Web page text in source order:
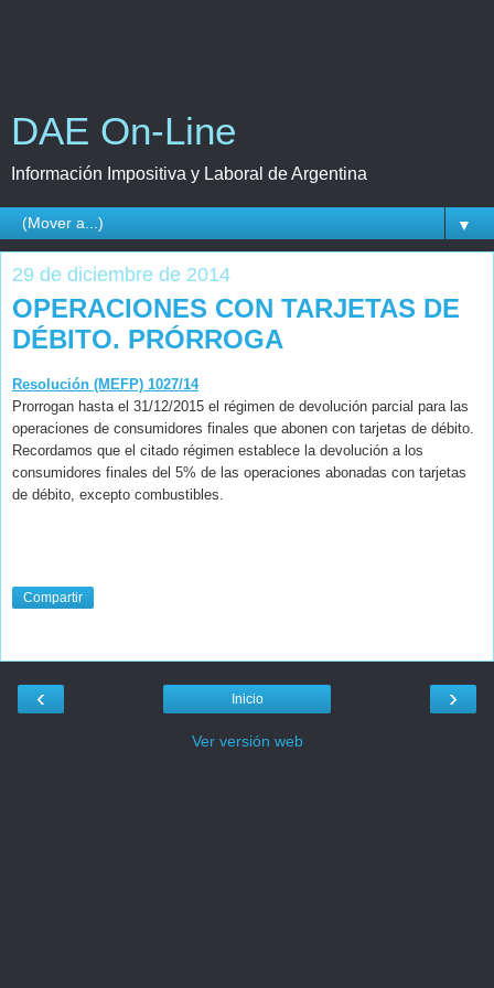
DAE On-Line
Información Impositiva y Laboral de Argentina
▼
29 de diciembre de 2014
OPERACIONES CON TARJETAS DE
DÉBITO. PRÓRROGA
Resolución (MEFP) 1027/14
Prorrogan hasta el 31/12/2015 el régimen de devolución parcial para las
operaciones de consumidores finales que abonen con tarjetas de débito.
Recordamos que el citado régimen establece la devolución a los
consumidores finales del 5% de las operaciones abonadas con tarjetas
de débito, excepto combustibles.
Compartir
‹ ›
Inicio
Ver versión web